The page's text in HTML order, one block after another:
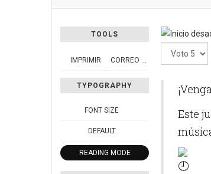
TOOLS
IMPRIMIR CORREO ELECTRÓNICO
TYPOGRAPHY
FONT SIZE
DEFAULT
READING MODE
Por
favor,
vote
Este